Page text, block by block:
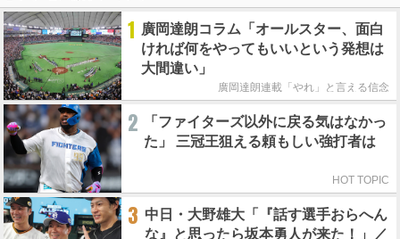
1 廣岡達朗コラム「オールスター、面白
ければ何をやってもいいという発想は
大間違い」
廣岡達朗連載「やれ」と言える信念
2
「ファイターズ以外に戻る気はなかっ
た」 三冠王狙える頼もしい強打者は
HOT TOPIC
3 中日・大野雄大「『話す選手おらへん
な』と思ったら坂本勇人が来た！」／